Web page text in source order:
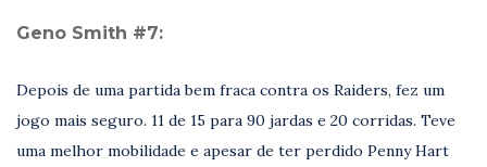
Geno Smith #7:
Depois de uma partida bem fraca contra os Raiders, fez um
jogo mais seguro. 11 de 15 para 90 jardas e 20 corridas. Teve
uma melhor mobilidade e apesar de ter perdido Penny Hart